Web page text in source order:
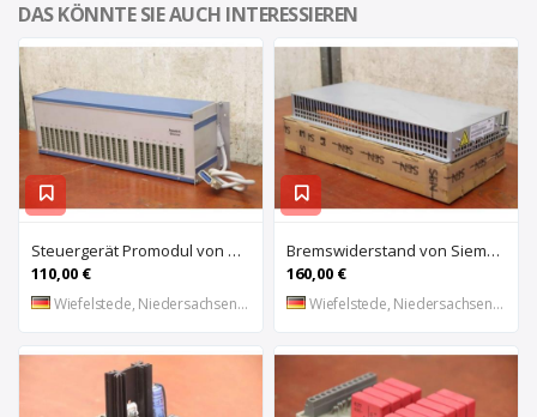
DAS KÖNNTE SIE AUCH INTERESSIEREN
Steuergerät Promodul von Schleicher Ilsemann – KEG 24-30 KCD 1
110,00 €
Wiefelstede, Niedersachsen, DE
Bremswiderstand von Siemens – 6SL3100-1BE21-3AA0
160,00 €
Wiefelstede, Niedersachsen, DE